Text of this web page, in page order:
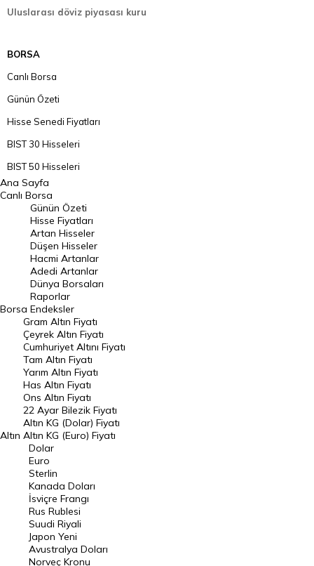
Uluslarası döviz piyasası kuru
BORSA
Canlı Borsa
Günün Özeti
Hisse Senedi Fiyatları
BIST 30 Hisseleri
BIST 50 Hisseleri
BIST 100 Hisseleri
En Çok Artan Hisseler
En Çok Düşen Hisseler
Hacmi Artanlar
Geçmiş Kapanışlar
Dünya Borsaları
Raporlar
Endeksler
DÖVİZ
Döviz Kuru
Dolar Kuru
Euro Kuru
Pound Kuru
Frank Kuru
Riyal Kuru
Avustralya Doları
Danimarka Kronu Kuru
Ana Sayfa
Canlı Borsa
Borsa
Günün Özeti
Hisse Fiyatları
Artan Hisseler
Düşen Hisseler
Hacmi Artanlar
Adedi Artanlar
Dünya Borsaları
Raporlar
Endeksler
Altın
Gram Altın Fiyatı
Çeyrek Altın Fiyatı
Cumhuriyet Altını Fiyatı
Tam Altın Fiyatı
Yarım Altın Fiyatı
Has Altın Fiyatı
Ons Altın Fiyatı
22 Ayar Bilezik Fiyatı
Altın KG (Dolar) Fiyatı
Altın KG (Euro) Fiyatı
Dolar
Euro
Sterlin
Kanada Doları
İsviçre Frangı
Rus Rublesi
Suudi Riyali
Japon Yeni
Avustralya Doları
Norveç Kronu